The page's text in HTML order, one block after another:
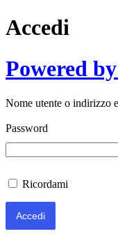
Accedi
Powered
Nome utente o indirizzo
Password
Ricordami